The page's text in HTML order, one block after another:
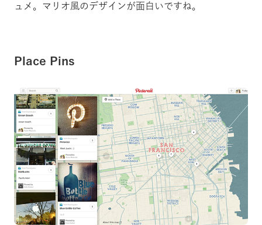
ュメ。マリオ風のデザインが面白いですね。
Place Pins